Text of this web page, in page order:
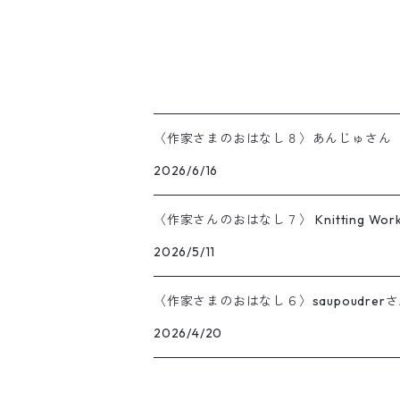
〈作家さまのおはなし８〉あんじゅさん
2026/6/16
〈作家さんのおはなし７〉 Knitting
2026/5/11
〈作家さまのおはなし６〉saupoudrerさ
2026/4/20